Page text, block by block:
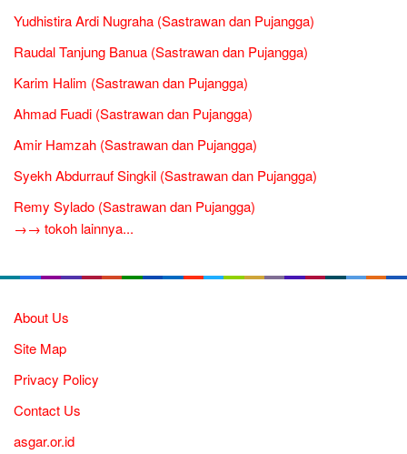
Yudhistira Ardi Nugraha (Sastrawan dan Pujangga)
Raudal Tanjung Banua (Sastrawan dan Pujangga)
Karim Halim (Sastrawan dan Pujangga)
Ahmad Fuadi (Sastrawan dan Pujangga)
Amir Hamzah (Sastrawan dan Pujangga)
Syekh Abdurrauf Singkil (Sastrawan dan Pujangga)
Remy Sylado (Sastrawan dan Pujangga)
→→ tokoh lainnya...
About Us
Site Map
Privacy Policy
Contact Us
asgar.or.id